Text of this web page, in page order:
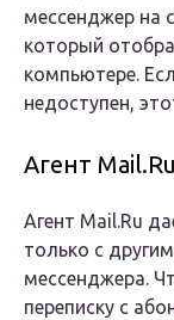
мессенджер на
который
компьютере.
недоступен,
Агент Mail.Ru
Агент Mail.Ru
только с
мессенджера.
переписку с